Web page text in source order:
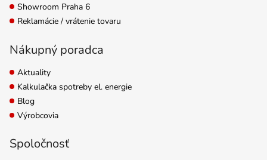
Showroom Praha 6
Reklamácie / vrátenie tovaru
Nákupný poradca
Aktuality
Kalkulačka spotreby el. energie
Blog
Výrobcovia
Spoločnosť